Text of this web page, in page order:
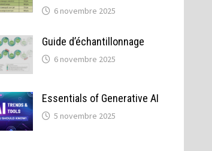
6 novembre 2025
Guide d’échantillonnage
6 novembre 2025
Essentials of Generative AI
5 novembre 2025